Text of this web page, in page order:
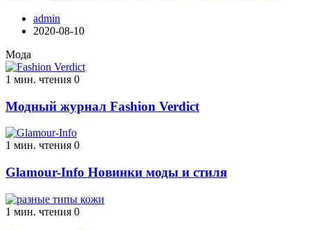
admin
2020-08-10
Мода
1 мин. чтения 0
Модный журнал Fashion Verdict
1 мин. чтения 0
Glamour-Info Новинки моды и стиля
1 мин. чтения 0